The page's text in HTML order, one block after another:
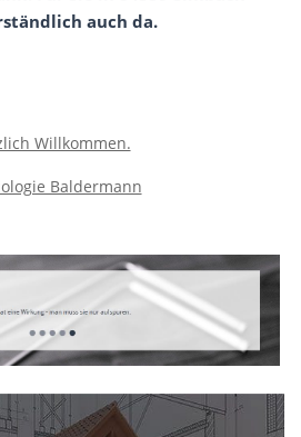
auch da.
Willkommen.
Baldermann